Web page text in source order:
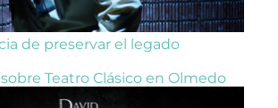
de preservar el legado
Teatro Clásico en Olmedo